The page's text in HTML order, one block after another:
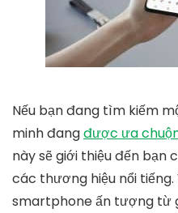
Nếu bạn đang tìm kiếm
minh đangđược ưa
này sẽ giới thiệu đến bạn
các thương hiệu nổi
smartphone ấn tượng từ